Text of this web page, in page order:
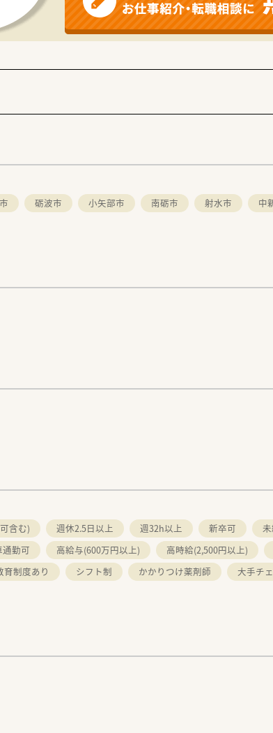
砺波市 小矢部市 南砺市 射水市 中
含む) 週休2.5日以上 週32h以上 新卒可
通勤可 高給与(600万円以上) 高時給(2,500円以上)
育制度あり シフト制 かかりつけ薬剤師 大手チ